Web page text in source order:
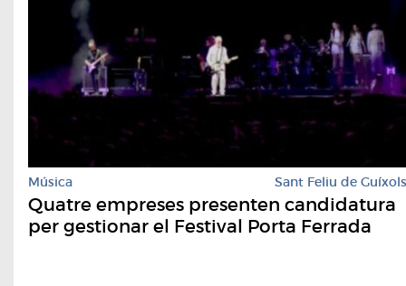
Música Sant Feliu de Guíxols
Quatre empreses presenten candidatura
per gestionar el Festival Porta Ferrada